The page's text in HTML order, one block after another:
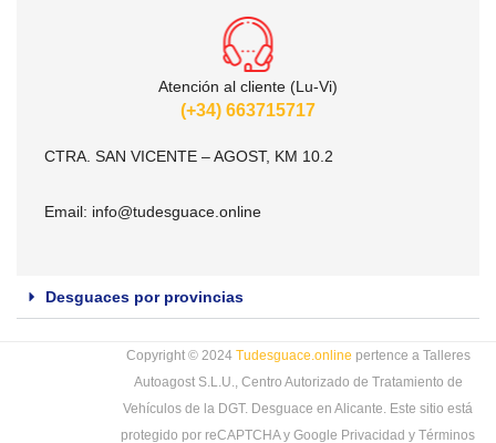
Atención al cliente (Lu-Vi)
(+34) 663715717
CTRA. SAN VICENTE – AGOST, KM 10.2
Email: info@tudesguace.online
Desguaces por provincias
Copyright © 2024 Tudesguace.online pertence a Talleres
Autoagost S.L.U., Centro Autorizado de Tratamiento de
Vehículos de la DGT. Desguace en Alicante. Este sitio está
protegido por reCAPTCHA y Google Privacidad y Términos